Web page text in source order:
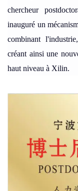
chercheur
inauguré un
combinant
créant ainsi une
haut niveau à Xilin.